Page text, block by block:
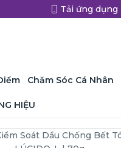
Tải ứng dụng
Chăm Sóc Cá Nhân
HIỆU